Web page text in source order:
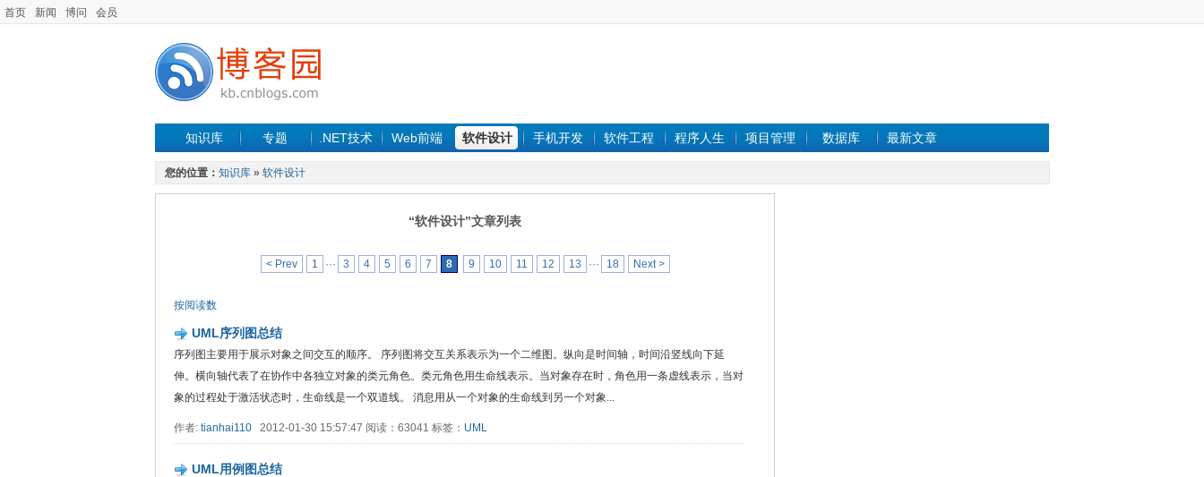
首页 新闻 博问 会员
知识库 专题 .NET技术 Web前端 软件设计 手机开发 软件工程 程序人生 项目管理 数据库 最新文章
您的位置： 知识库 » 软件设计
“软件设计”文章列表
< Prev 1 ··· 3 4 5 6 7 8 9 10 11 12 13 ··· 18 Next >
按阅读数
UML序列图总结
序列图主要用于展示对象之间交互的顺序。 序列图将交互关系表示为一个二维图。纵向是时间轴，时间沿竖线向下延
伸。横向轴代表了在协作中各独立对象的类元角色。类元角色用生命线表示。当对象存在时，角色用一条虚线表示，当对
象的过程处于激活状态时，生命线是一个双道线。 消息用从一个对象的生命线到另一个对象...
作者: tianhai110 2012-01-30 15:57:47 阅读：63041 标签： UML
UML用例图总结